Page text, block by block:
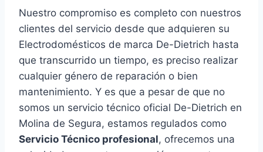
Nuestro compromiso es completo con nuestros
clientes del servicio desde que adquieren su
Electrodomésticos de marca De-Dietrich hasta
que transcurrido un tiempo, es preciso realizar
cualquier género de reparación o bien
mantenimiento. Y es que a pesar de que no
somos un servicio técnico oficial De-Dietrich en
Molina de Segura, estamos regulados como
Servicio Técnico profesional, ofrecemos una